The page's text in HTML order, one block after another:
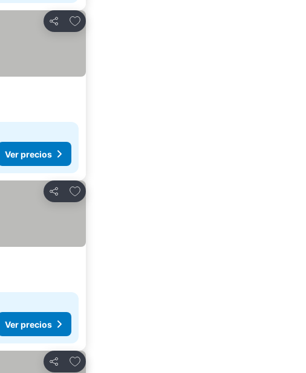
Compartir
Añadir a favoritos
Ver precios
Compartir
Añadir a favoritos
Ver precios
Compartir
Añadir a favoritos